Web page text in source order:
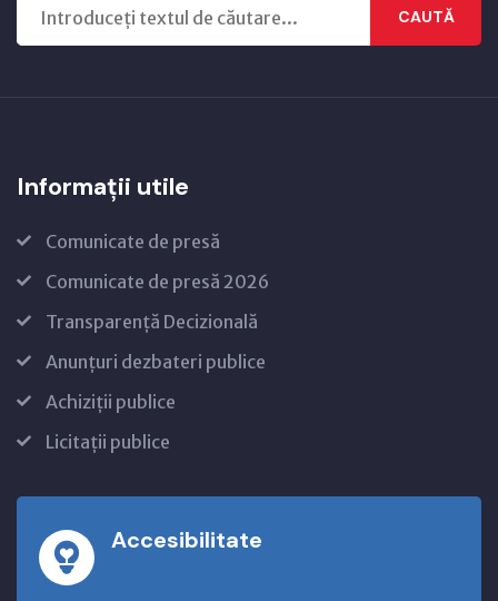
CAUTĂ
Informații utile
Comunicate de presă
Comunicate de presă 2026
Transparență Decizională
Anunțuri dezbateri publice
Achiziții publice
Licitații publice
Accesibilitate